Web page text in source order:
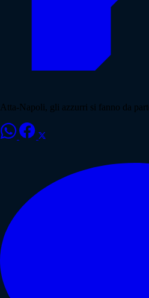
Atta-Napoli, gli azzurri si fanno da